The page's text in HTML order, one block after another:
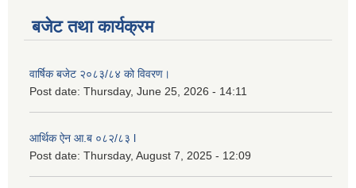
बजेट तथा कार्यक्रम
वार्षिक बजेट २०८३/८४ को विवरण।
Post date: Thursday, June 25, 2026 - 14:11
आर्थिक ऐन आ.ब ०८२/८३ l
Post date: Thursday, August 7, 2025 - 12:09